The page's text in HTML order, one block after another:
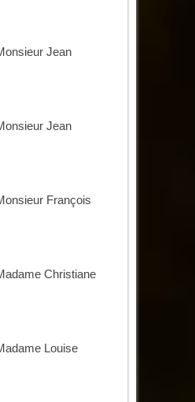
Jean
Jean
François
Christiane
Louise